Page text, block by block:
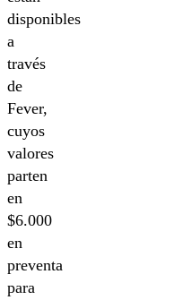
disponibles
a
través
de
Fever,
cuyos
valores
parten
en
$6.000
en
preventa
para